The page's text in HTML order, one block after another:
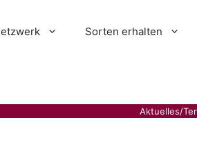
Sorten erhalten
Aktuelles/